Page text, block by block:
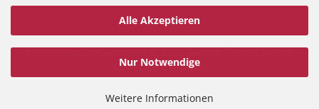
Alle Akzeptieren
Nur Notwendige
Weitere Informationen
Internetshopby Gambio.de © 2025 Gambio ThemesXycons
Cookie Einstellungen